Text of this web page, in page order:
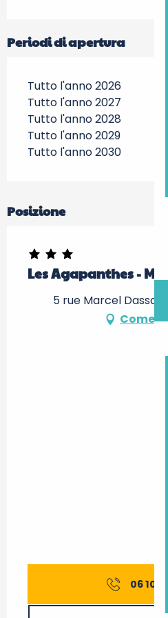
Periodi di apertura
Tutto l'anno 2026
Tutto l'anno 2027
Tutto l'anno 2028
Tutto l'anno 2029
Tutto l'anno 2030
Posizione
Les Agapanthes -
5 rue Marcel
Come
06 10